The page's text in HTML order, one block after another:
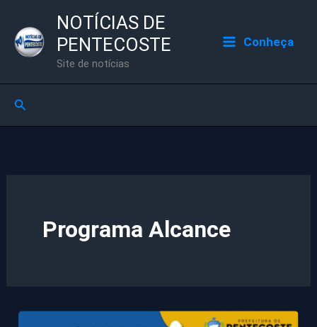
para
NOTÍCIAS DE
PENTECOSTE
Site de notícias
Conheça
Pesquisar
Programa Alcance